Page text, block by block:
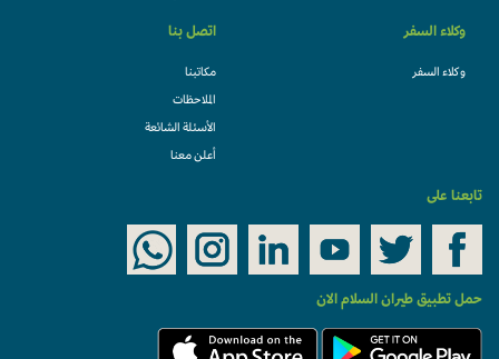
وكلاء السفر
وكلاء السفر
اتصل بنا
مكاتبنا
الملاحظات
الأسئلة الشائعة
أعلن معنا
تابعنا على
حمل تطبيق طيران السلام الان